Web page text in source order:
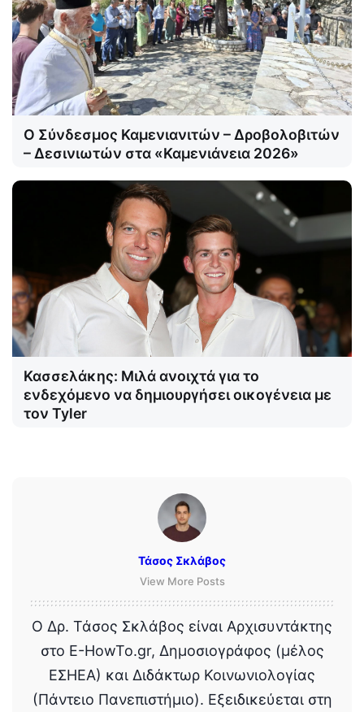
Ο Σύνδεσμος Καμενιανιτών – Δροβολοβιτών
– Δεσινιωτών στα «Καμενιάνεια 2026»
Κασσελάκης: Μιλά ανοιχτά για το
ενδεχόμενο να δημιουργήσει οικογένεια με
τον Tyler
Τάσος Σκλάβος
View More Posts
Ο Δρ. Τάσος Σκλάβος είναι Αρχισυντάκτης
στο E-HowTo.gr, Δημοσιογράφος (μέλος
ΕΣΗΕΑ) και Διδάκτωρ Κοινωνιολογίας
(Πάντειο Πανεπιστήμιο). Εξειδικεύεται στη